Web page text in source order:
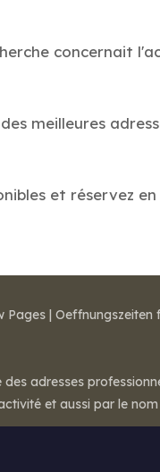
concernait
meilleures
et réservez
Pages | Oeffnungszeiten
adresses
et aussi par le